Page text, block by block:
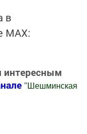
в
MАХ:
" Шешминская